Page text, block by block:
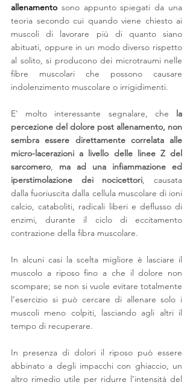
allenamento sono appunto spiegati da una
teoria secondo cui quando viene chiesto ai
muscoli di lavorare più di quanto siano
abituati, oppure in un modo diverso rispetto
al solito, si producono dei microtraumi nelle
fibre muscolari che possono causare
indolenzimento muscolare o irrigidimenti.
E' molto interessante segnalare, che la
percezione del dolore post allenamento, non
sembra essere direttamente correlata alle
micro-lacerazioni a livello delle linee Z del
sarcomero, ma ad una infiammazione ed
iperstimolazione dei nocicettori, causata
dalla fuoriuscita dalla cellula muscolare di ioni
calcio, cataboliti, radicali liberi e deflusso di
enzimi, durante il ciclo di eccitamento
contrazione della fibra muscolare.
In alcuni casi la scelta migliore è lasciare il
muscolo a riposo fino a che il dolore non
scompare; se non si vuole evitare totalmente
l’esercizio si può cercare di allenare solo i
muscoli meno colpiti, lasciando agli altri il
tempo di recuperare.
In presenza di dolori il riposo può essere
abbinato a degli impacchi con ghiaccio, un
altro rimedio utile per ridurre l’intensità del